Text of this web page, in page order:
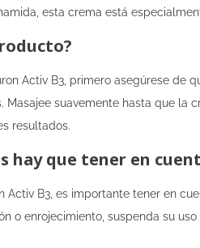
esta crema está
Activ B3, primero asegúrese
Masajee suavemente hasta que
resultados.
hay que tener en
Activ B3, es importante tener en
o enrojecimiento, suspenda su